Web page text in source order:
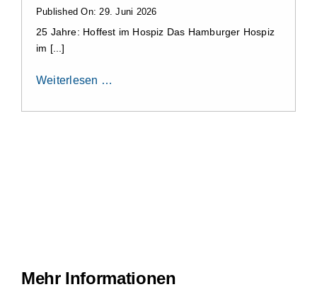
Published On: 29. Juni 2026
25 Jahre: Hoffest im Hospiz Das Hamburger Hospiz
im [...]
Weiterlesen …
Mehr Informationen